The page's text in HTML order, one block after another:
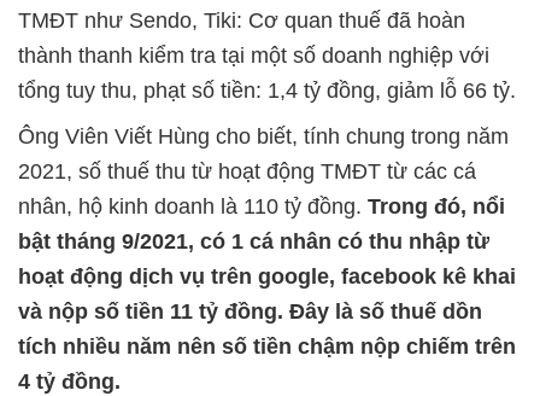
TMĐT như Sendo, Tiki: Cơ quan thuế đã hoàn
thành thanh kiểm tra tại một số doanh nghiệp với
tổng tuy thu, phạt số tiền: 1,4 tỷ đồng, giảm lỗ 66 tỷ.
Ông Viên Viết Hùng cho biết, tính chung trong năm
2021, số thuế thu từ hoạt động TMĐT từ các cá
nhân, hộ kinh doanh là 110 tỷ đồng. Trong đó, nổi
bật tháng 9/2021, có 1 cá nhân có thu nhập từ
hoạt động dịch vụ trên google, facebook kê khai
và nộp số tiền 11 tỷ đồng. Đây là số thuế dồn
tích nhiều năm nên số tiền chậm nộp chiếm trên
4 tỷ đồng.